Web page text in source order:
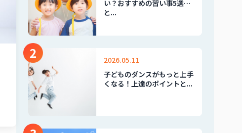
い？おすすめの習い事5選
と...
2
2026.05.11
子どものダンスがもっと上手
くなる！上達のポイントと...